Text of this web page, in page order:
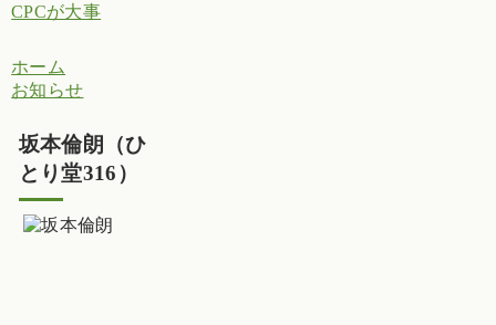
CPCが大事
ホーム
お知らせ
坂本倫朗（ひ
とり堂316）